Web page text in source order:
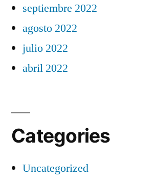
septiembre 2022
agosto 2022
julio 2022
abril 2022
Categories
Uncategorized